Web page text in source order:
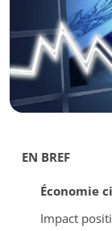
EN BREF
Économie
Impact